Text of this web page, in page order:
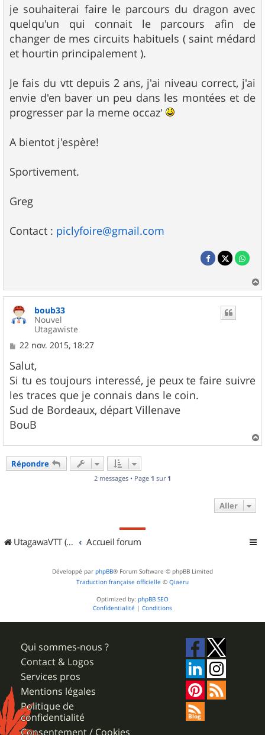
g
e
je souhaiterai faire le parcours du dragon avec
quelqu'un qui connait le parcours afin de
changer de mes circuits habituels ( saint médard
et hourtin principalement ).
Je fais du vtt depuis 2 ans, j'ai niveau correct, j'ai
envie d'en baver un peu dans les montées et de
progresser par la meme occaz'
A bientot j'espère!
Sportivement.
Greg
Contact : piclyfoire@gmail.com
a
boub33
Nouvel
Utagawiste
M
s
s
a
g
e
22 nov. 2015, 18:27
Salut,
Si tu es toujours interessé, je peux te faire suivre
les traces que je connais dans le coin.
Sud de Bordeaux, départ Villenave
BouB
a
Répondre
2 messages • Page 1 sur 1
Aller
UtagawaVTT (Randos VTT et VTTAE avec traces GPS) Accueil forum
Développé par phpBB® Forum Software © phpBB Limited
Traduction française officielle © Qiaeru
Optimized by: phpBB SEO
Confidentialité | Conditions
Qui sommes-nous ?
Contact & Logos
Services pros
Mentions légales
Politique de
confidentialité
Consentement / Cookies